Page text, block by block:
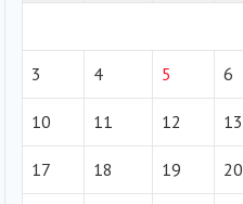
3 4 5 6
10 11 12 13
17 18 19 20